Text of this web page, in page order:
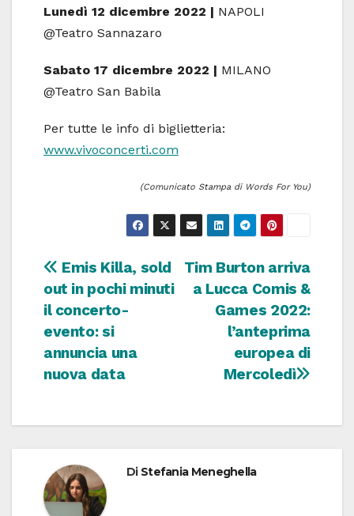
Lunedì 12 dicembre 2022 | NAPOLI
@Teatro Sannazaro
Sabato 17 dicembre 2022 | MILANO
@Teatro San Babila
Per tutte le info di biglietteria:
www.vivoconcerti.com
(Comunicato Stampa di Words For You)
Navigazione
articoli
Tim Burton arriva
a Lucca Comis &
Games 2022:
l’anteprima
europea di
Mercoledì
Emis Killa, sold
out in pochi minuti
il concerto-
evento: si
annuncia una
nuova data
Di Stefania Meneghella